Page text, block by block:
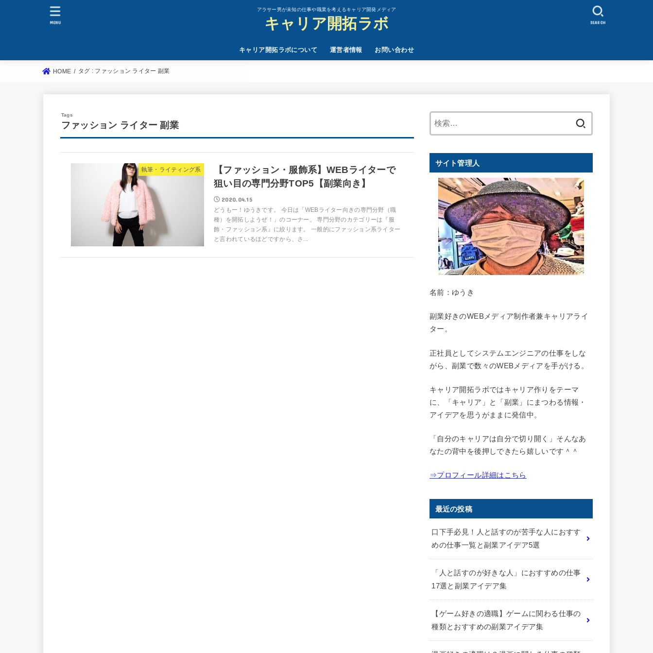
アラサー男が未知の仕事や職業を考えるキャリア開発メディア
キャリア開拓ラボ
キャリア開拓ラボについて 運営者情報 お問い合わせ
SEARCH
MENU
HOME タグ : ファッション ライター 副業
ファッション ライター 副業
執筆・ライティング系
【ファッション・服飾系】WEBライターで
狙い目の専門分野TOP5【副業向き】
2020.04.15
どうもー！ゆうきです。 今日は「WEBライター向きの専門分野（職
種）を開拓しようぜ！」のコーナー。 専門分野のカテゴリーは『服
飾・ファッション系』に絞ります。 一般的にファッション系ライター
と言われているほどですから、さ...
サイト管理人
名前：ゆうき
副業好きのWEBメディア制作者兼キャリアライ
ター。
正社員としてシステムエンジニアの仕事をしな
がら、副業で数々のWEBメディアを手がける。
キャリア開拓ラボではキャリア作りをテーマ
に、「キャリア」と「副業」にまつわる情報・
アイデアを思うがままに発信中。
「自分のキャリアは自分で切り開く」そんなあ
なたの背中を後押しできたら嬉しいです＾＾
⇒プロフィール詳細はこちら
最近の投稿
口下手必見！人と話すのが苦手な人におすす
めの仕事一覧と副業アイデア5選
「人と話すのが好きな人」におすすめの仕事
17選と副業アイデア集
【ゲーム好きの適職】ゲームに関わる仕事の
種類とおすすめの副業アイデア集